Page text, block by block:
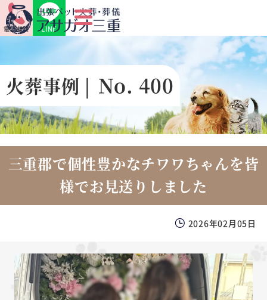
電話相談 LINE
火葬事例 | No. 400
三重郡で個性豊かなチワワちゃんを皆
様でお見送りしました
2026年02月05日